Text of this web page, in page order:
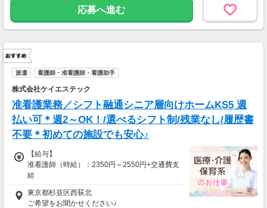
応募へ進む
派遣 看護師・准看護師・看護助手
株式会社ケイエステック
准看護業務／シフト融通シニア層向けホームKS5 週
払い可＊週2～OK！/選べるシフト制/残業なし/履歴書
不要＊初めての施設でも安心♪
【給与】
准看護師（時給）：2350円～2550円+交通費支
給
正看護師（時給）：2550円～2750円+交通費支
給
東京都杉並区西荻北
ご希望をお聞かせください♪